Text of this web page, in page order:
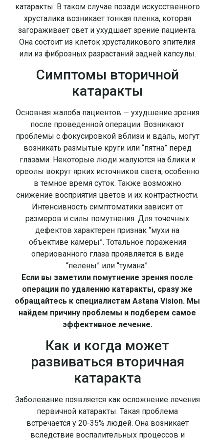
катаракты. В таком случае позади искусственного
хрусталика возникает тонкая пленка, которая
загораживает свет и ухудшает зрение пациента.
Она состоит из клеток хрусталикового эпителия
или из фиброзных разрастаний задней капсулы.
Симптомы вторичной
катаракты
Основная жалоба пациентов — ухудшение зрения
после проведенной операции. Возникают
проблемы с фокусировкой вблизи и вдаль, могут
возникать размытые круги или “пятна” перед
глазами. Некоторые люди жалуются на блики и
ореолы вокруг ярких источников света, особенно
в темное время суток. Также возможно
снижение восприятия цветов и их контрастности.
Интенсивность симптоматики зависит от
размеров и силы помутнения. Для точечных
дефектов характерен признак “мухи на
объективе камеры”. Тотальное поражения
опериованного глаза проявляется в виде
“пелены” или “тумана”.
Если вы заметили помутнение зрения после
операции по удалению катаракты, сразу же
обращайтесь к специалистам Astana Vision. Мы
найдем причину проблемы и подберем самое
эффективное лечение.
Как и когда может
развиваться вторичная
катаракта
Заболевание появляется как осложнение лечения
первичной катаракты. Такая проблема
встречается у 20-35% людей. Она возникает
вследствие воспалительных процессов и